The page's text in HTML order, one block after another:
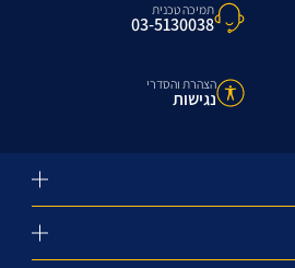
תמיכה טכנית
03-5130038
הצהרת והסדרי
נגישות